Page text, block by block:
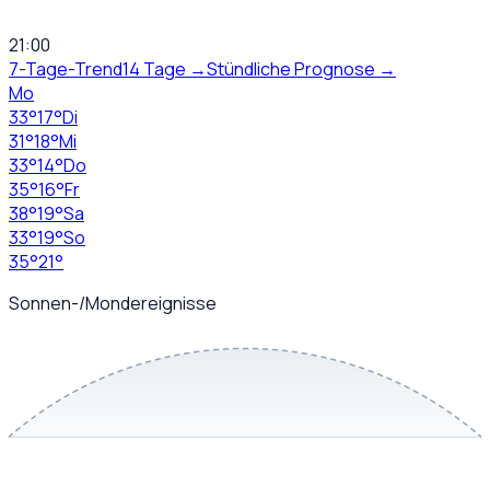
21:00
7-Tage-Trend14 Tage →Stündliche Prognose →
Mo
33°17°Di
31°18°Mi
33°14°Do
35°16°Fr
38°19°Sa
33°19°So
35°21°
Sonnen-/Mondereignisse